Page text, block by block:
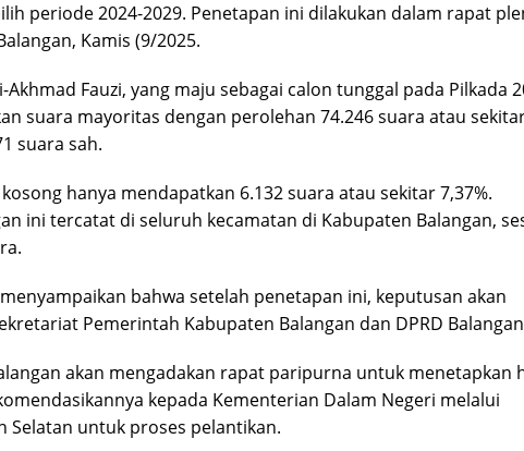
periode 2024-2029. Penetapan ini dilakukan dalam rapat
Kamis (9/2025.
Akhmad Fauzi, yang maju sebagai calon tunggal pada Pilkada
suara mayoritas dengan perolehan 74.246 suara atau
suara sah.
hanya mendapatkan 6.132 suara atau sekitar 7,37%.
ini tercatat di seluruh kecamatan di Kabupaten Balangan,
bahwa setelah penetapan ini, keputusan akan
Pemerintah Kabupaten Balangan dan DPRD
akan mengadakan rapat paripurna untuk menetapkan
kepada Kementerian Dalam Negeri melalui
Selatan untuk proses pelantikan.